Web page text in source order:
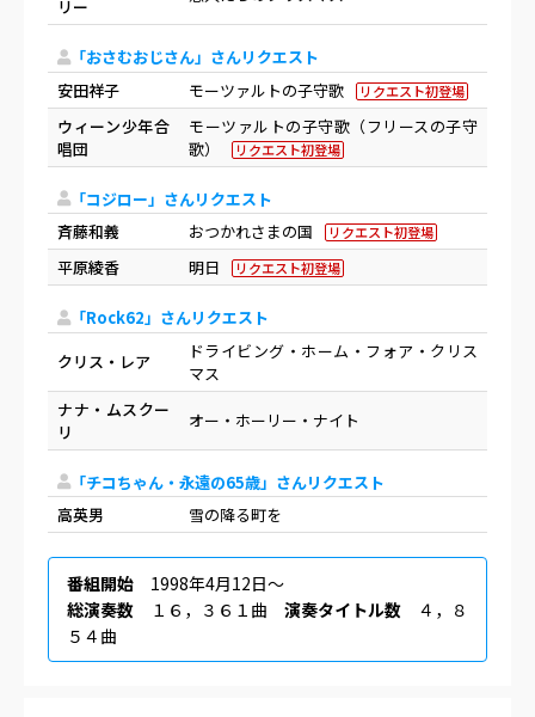
リー
「おさむおじさん」さんリクエスト
安田祥子
モーツァルトの子守歌 リクエスト初登場
ウィーン少年合
唱団
モーツァルトの子守歌（フリースの子守
歌）
リクエスト初登場
「コジロー」さんリクエスト
斉藤和義
おつかれさまの国 リクエスト初登場
平原綾香 明日 リクエスト初登場
「Rock62」さんリクエスト
クリス・レア
ドライビング・ホーム・フォア・クリス
マス
ナナ・ムスクー
リ
オー・ホーリー・ナイト
「チコちゃん・永遠の65歳」さんリクエスト
高英男
雪の降る町を
番組開始 1998年4月12日〜
総演奏数 １６，３６１曲 演奏タイトル数 ４，８
５４曲